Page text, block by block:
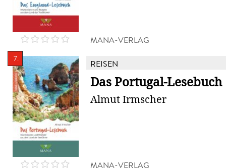
MANA-VERLAG
7. REISEN
Das Portugal-Lesebuch
Almut Irmscher
MANA-VERLAG